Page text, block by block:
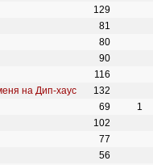
129
81
80
90
116
на Дип-хаус
132
69
1
102
77
56